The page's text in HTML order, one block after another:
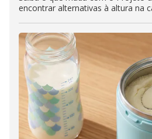
encontrar alternativas à altura na